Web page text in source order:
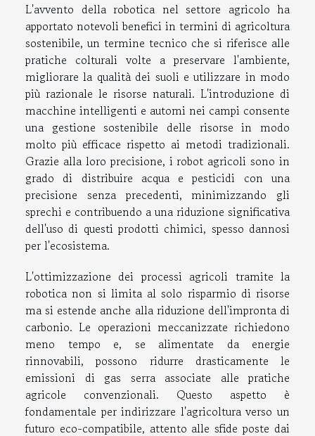
L'avvento della robotica nel settore agricolo ha
apportato notevoli benefici in termini di agricoltura
sostenibile, un termine tecnico che si riferisce alle
pratiche colturali volte a preservare l'ambiente,
migliorare la qualità dei suoli e utilizzare in modo
più razionale le risorse naturali. L'introduzione di
macchine intelligenti e automi nei campi consente
una gestione sostenibile delle risorse in modo
molto più efficace rispetto ai metodi tradizionali.
Grazie alla loro precisione, i robot agricoli sono in
grado di distribuire acqua e pesticidi con una
precisione senza precedenti, minimizzando gli
sprechi e contribuendo a una riduzione significativa
dell'uso di questi prodotti chimici, spesso dannosi
per l'ecosistema.
L'ottimizzazione dei processi agricoli tramite la
robotica non si limita al solo risparmio di risorse
ma si estende anche alla riduzione dell'impronta di
carbonio. Le operazioni meccanizzate richiedono
meno tempo e, se alimentate da energie
rinnovabili, possono ridurre drasticamente le
emissioni di gas serra associate alle pratiche
agricole convenzionali. Questo aspetto è
fondamentale per indirizzare l'agricoltura verso un
futuro eco-compatibile, attento alle sfide poste dai